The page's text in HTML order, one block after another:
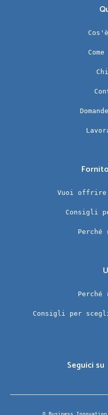
Vuoi
Consigli
Consigli per
Seguici su
Q Business